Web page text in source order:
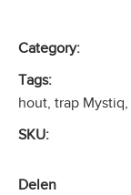
Category:
Tags:
hout, trap Mystiq,
SKU:
Delen